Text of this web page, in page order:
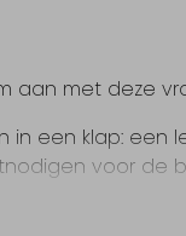
aan met deze
in een klap: een
voor de